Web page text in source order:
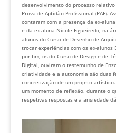
desenvolvimento do processo
Prova de Aptidão Profissional (PAF).
contaram com a presença da ex-
e da ex-aluna Nicole Figueiredo, na
alunos do Curso de Desenho de
trocar experiências com os ex-alunos
por fim, os do Curso de Design e de
Digital, ouviram o testemunho de
criatividade e a autonomia são duas
concretização de um projeto
um momento de reflexão, durante o
respetivas respostas e a ansiedade